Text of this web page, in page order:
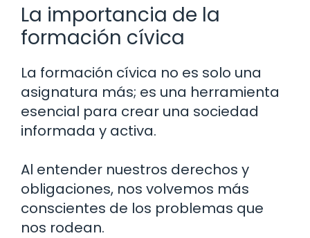
La importancia de la
formación cívica
La formación cívica no es solo una
asignatura más; es una herramienta
esencial para crear una sociedad
informada y activa.
Al entender nuestros derechos y
obligaciones, nos volvemos más
conscientes de los problemas que
nos rodean.